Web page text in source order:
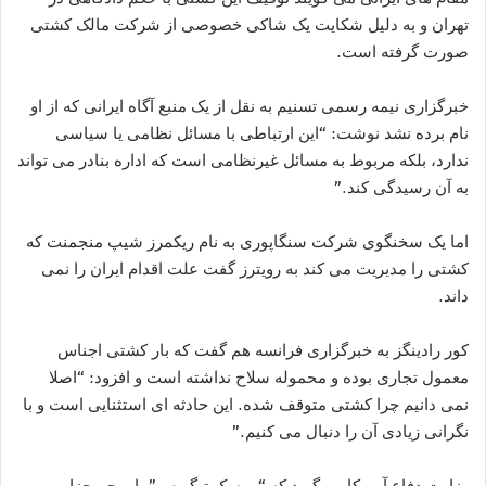
تهران و به دلیل شکایت یک شاکی خصوصی از شرکت مالک کشتی
صورت گرفته است.
خبرگزاری نیمه رسمی تسنیم به نقل از یک منبع آگاه ایرانی که از او
نام برده نشد نوشت: “این ارتباطی با مسائل نظامی یا سیاسی
ندارد، بلکه مربوط به مسائل غیرنظامی است که اداره بنادر می تواند
به آن رسیدگی کند.”
اما یک سخنگوی شرکت سنگاپوری به نام ریکمرز شیپ منجمنت که
کشتی را مدیریت می کند به رویترز گفت علت اقدام ایران را نمی
داند.
کور رادینگز به خبرگزاری فرانسه هم گفت که بار کشتی اجناس
معمول تجاری بوده و محموله سلاح نداشته است و افزود:‌ “اصلا
نمی دانیم چرا کشتی متوقف شده. این حادثه ای استثنایی است و با
نگرانی زیادی آن را دنبال می کنیم.”